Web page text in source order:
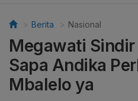
Berita Nasional
Megawati
Sapa Andika
Mbalelo ya